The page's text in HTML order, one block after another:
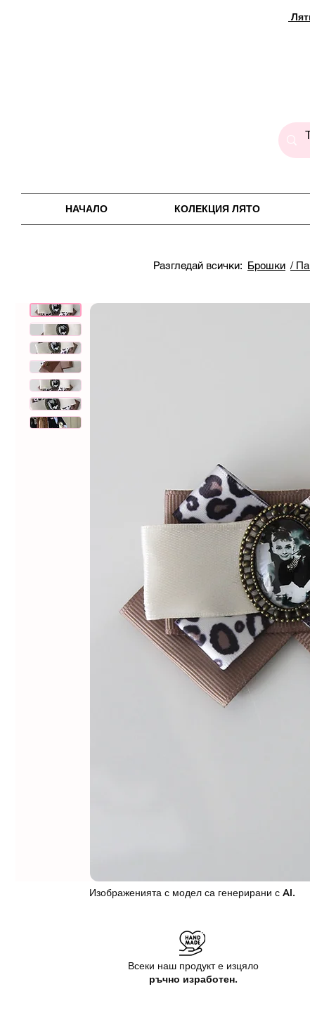
НАЧАЛО КОЛЕКЦИЯ ЛЯТО
Разгледай всички: Брошки /
Изображенията с модел са генерирани с AI.
Всеки наш продукт е изцяло
ръчно изработен.